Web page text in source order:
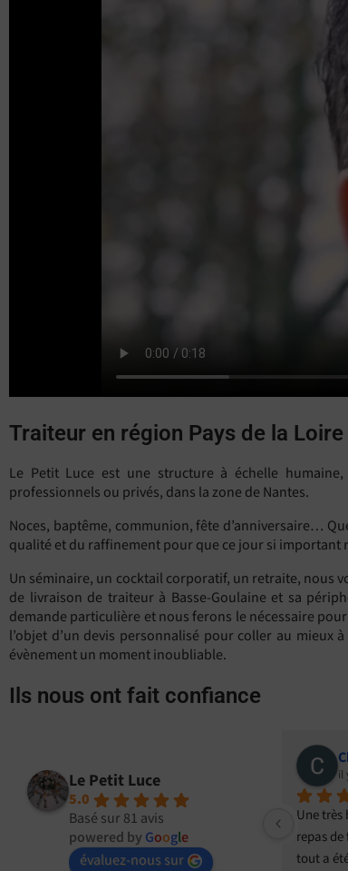
Traiteur en région Pays de la
Le Petit Luce est une structure à échelle humaine,
professionnels ou privés, dans la zone de Nantes.
Noces, baptême, communion, fête d’anniversaire…
qualité et du raffinement pour que ce jour si important
Un séminaire, un cocktail corporatif, un retraite, nous
de livraison de traiteur à Basse-Goulaine et sa
demande particulière et nous ferons le nécessaire
l’objet d’un devis personnalisé pour coller au mieux
évènement un moment inoubliable.
Ils nous ont fait confiance
Le Petit Luce
5.0
Basé sur 81 avis
powered by Google
évaluez-nous sur
il y a 2 ans
Une très bonne adresse ! Pour notre
repas de famille à 35 personnes,
tout a été parfait ! Traiteur très
Super
fermés